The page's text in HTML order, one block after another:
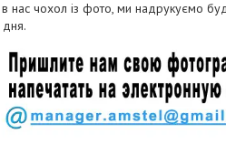
нас чохол із фото, ми надрукуємо